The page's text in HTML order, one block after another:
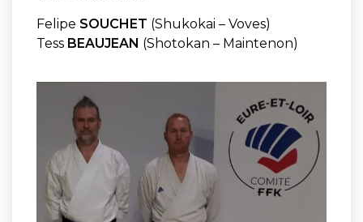
Felipe SOUCHET (Shukokai – Voves)
Tess BEAUJEAN (Shotokan – Maintenon)